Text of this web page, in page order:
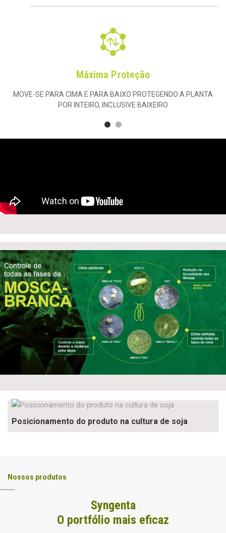
Máxima Proteção
MOVE-SE PARA CIMA E PARA BAIXO PROTEGENDO A PLANTA
POR INTEIRO, INCLUSIVE BAIXEIRO
Posicionamento do produto na cultura de soja
Nossos produtos
Syngenta
O portfólio mais eficaz